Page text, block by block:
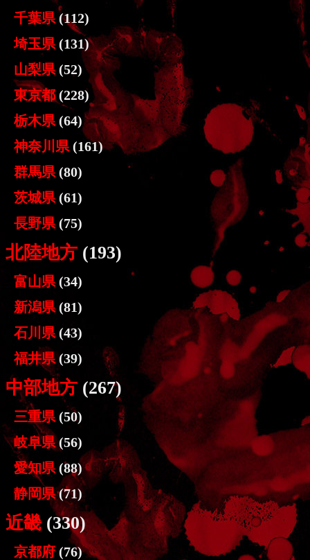
千葉県 (112)
埼玉県 (131)
山梨県 (52)
東京都(228)
栃木県 (64)
神奈川県 (161)
群馬県 (80)
茨城県 (61)
長野県 (75)
北陸地方 (193)
富山県 (34)
新潟県 (81)
石川県 (43)
福井県 (39)
中部地方 (267)
三重県 (50)
岐阜県(56)
愛知県 (88)
静岡県(71)
近畿 (330)
京都府 (76)